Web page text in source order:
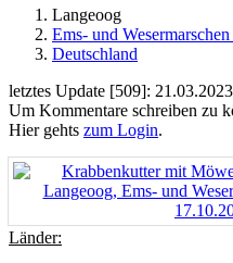
Langeoog
Ems- und Wesermarschen
Deutschland
letztes Update [509]:
Um Kommentare schreiben zu
Hier gehts zum Login.
Länder: